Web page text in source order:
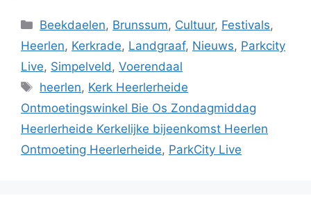
Categorieën
Beekdaelen, Brunssum, Cultuur, Festivals,
Heerlen, Kerkrade, Landgraaf, Nieuws, Parkcity
Live, Simpelveld, Voerendaal
Tags
heerlen, Kerk Heerlerheide
Ontmoetingswinkel Bie Os Zondagmiddag
Heerlerheide Kerkelijke bijeenkomst Heerlen
Ontmoeting Heerlerheide, ParkCity Live